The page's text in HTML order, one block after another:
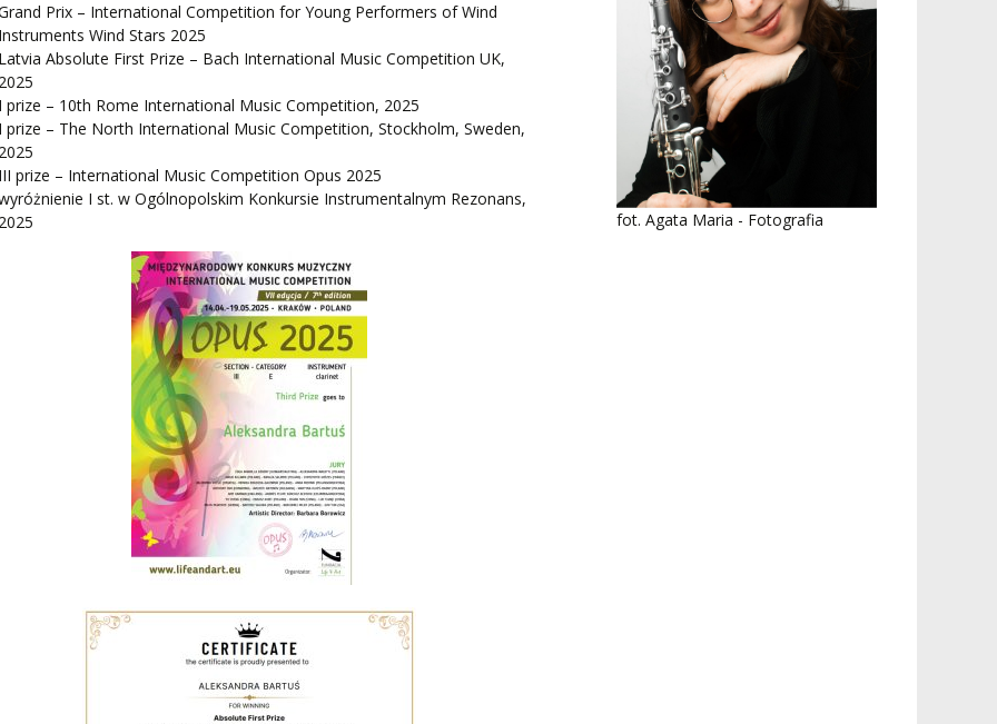
fot. Agata Maria - Fotografia
Prix – International Competition for Young Performers of Wind
Instruments Wind Stars 2025
Latvia Absolute First Prize – Bach International Music Competition UK,
2025
I prize – 10th Rome International Music Competition, 2025
I prize – The North International Music Competition, Stockholm, Sweden,
2025
III prize – International Music Competition Opus 2025
I st. w Ogólnopolskim Konkursie Instrumentalnym Rezonans,
2025